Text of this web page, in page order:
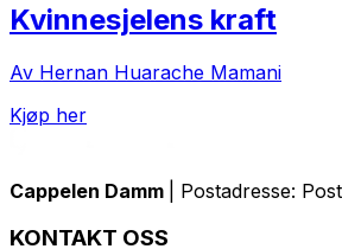
Kvinnesjelens kraft
Av Hernan Huarache Mamani
Kjøp her
Cappelen Damm | Postadresse:
KONTAKT OSS